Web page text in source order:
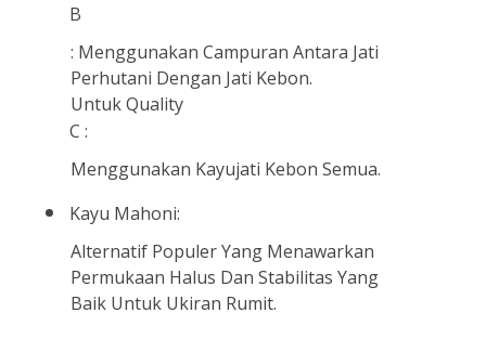
B
: Menggunakan Campuran Antara Jati
Perhutani Dengan Jati Kebon.
Untuk Quality
C :
Menggunakan Kayujati Kebon Semua.
Kayu Mahoni:
Alternatif Populer Yang Menawarkan
Permukaan Halus Dan Stabilitas Yang
Baik Untuk Ukiran Rumit.